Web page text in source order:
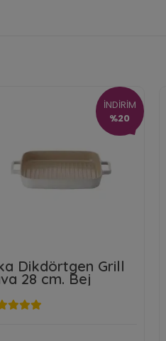
İNDİRİM
%20
Dikdörtgen Grill
28 cm. Bej